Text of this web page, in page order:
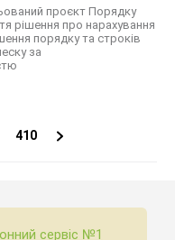
проєкт Порядку
рішення про нарахування
порядку та строків
за
410